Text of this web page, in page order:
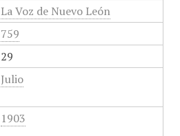
La Voz de Nuevo León
759
29
Julio
1903